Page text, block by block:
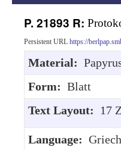
P. 21893 R:
Persistent URL https://
Material:
Form: Blatt
Text Layout: 17
Language: